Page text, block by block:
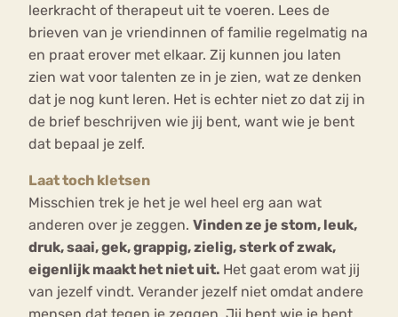
leerkracht of therapeut uit te voeren. Lees de
brieven van je vriendinnen of familie regelmatig na
en praat erover met elkaar. Zij kunnen jou laten
zien wat voor talenten ze in je zien, wat ze denken
dat je nog kunt leren. Het is echter niet zo dat zij in
de brief beschrijven wie jij bent, want wie je bent
dat bepaal je zelf.
Laat toch kletsen
Misschien trek je het je wel heel erg aan wat
anderen over je zeggen. Vinden ze je stom, leuk,
druk, saai, gek, grappig, zielig, sterk of zwak,
eigenlijk maakt het niet uit. Het gaat erom wat jij
van jezelf vindt. Verander jezelf niet omdat andere